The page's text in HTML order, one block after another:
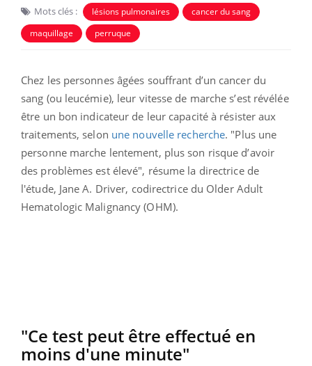
Mots clés : lésions pulmonaires
cancer du sang
maquillage
perruque
Chez les personnes âgées souffrant d’un cancer du
sang (ou leucémie), leur vitesse de marche s’est révélée
être un bon indicateur de leur capacité à résister aux
traitements, selon une nouvelle recherche. "Plus une
personne marche lentement, plus son risque d’avoir
des problèmes est élevé", résume la directrice de
l'étude, Jane A. Driver, codirectrice du Older Adult
Hematologic Malignancy (OHM).
"Ce test peut être effectué en
moins d'une minute"